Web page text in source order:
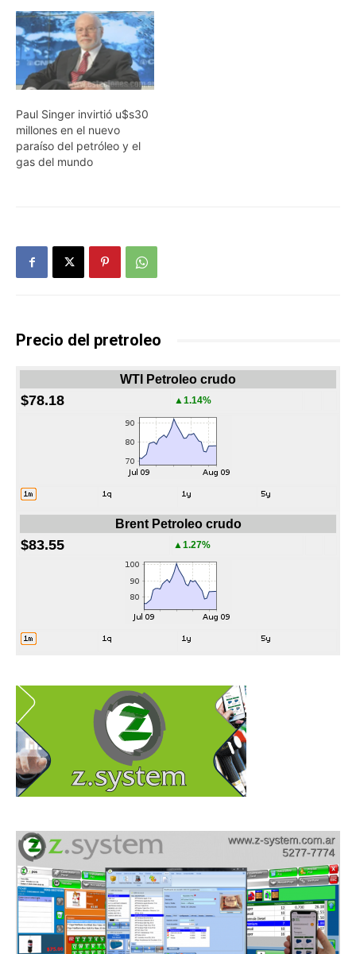
Paul Singer invirtió u$s30
millones en el nuevo
paraíso del petróleo y el
gas del mundo
Precio del pretroleo
WTI Petroleo crudo
$78.18 ▲1.14%
Brent Petroleo crudo
$83.55 ▲1.27%